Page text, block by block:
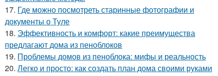
17. Где можно посмотреть старинные фотографии и
документы о Туле
18. Эффективность и комфорт: какие преимущества
предлагают дома из пеноблоков
19. Проблемы домов из пеноблока: мифы и реальность
20. Легко и просто: как создать план дома своими руками